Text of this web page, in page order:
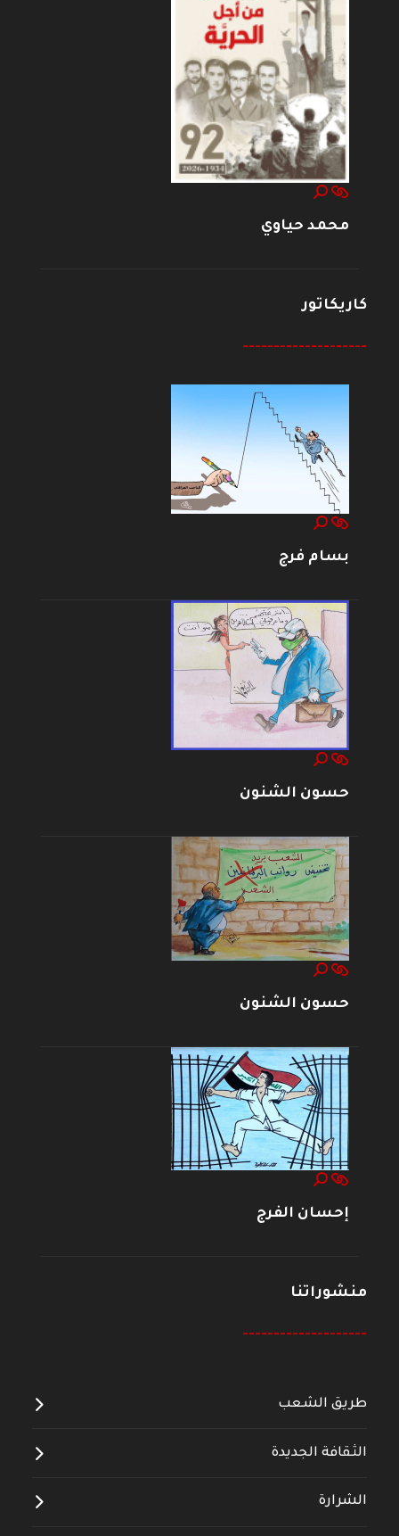
محمد حياوي
كاريكاتور
--------------------
بسام فرج
حسون الشنون
حسون الشنون
إحسان الفرج
منشوراتنا
--------------------
طريق الشعب
الثقافة الجديدة
الشرارة